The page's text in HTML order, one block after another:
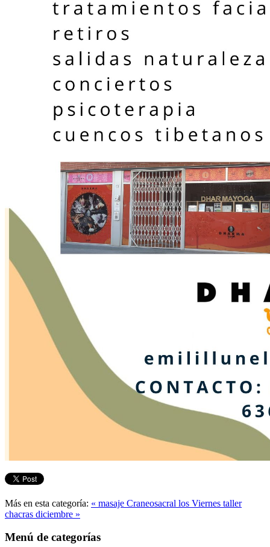
Más en esta categoría: « masaje Craneosacral los Viernes taller
chacras diciembre »
Menú de categorías